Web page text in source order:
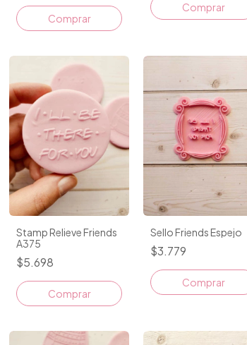
Comprar
Stamp Relieve Friends
A375
$5.698
Sello Friends Espejo
$3.779
Comprar